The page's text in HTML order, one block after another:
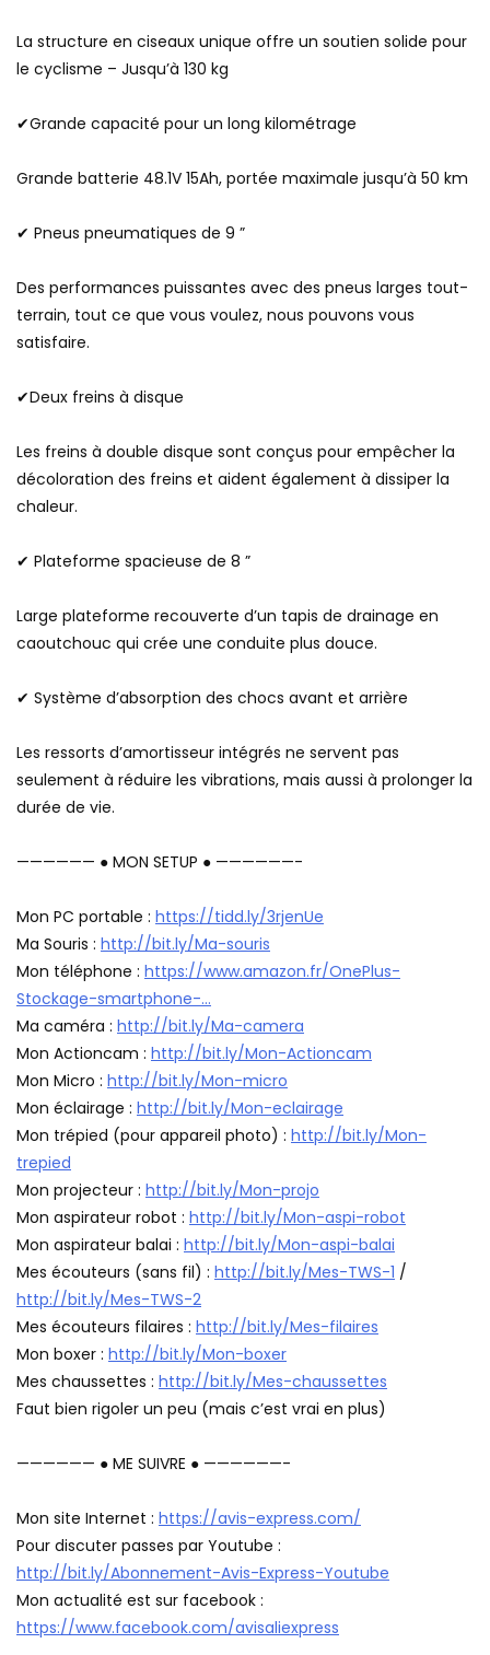
La structure en ciseaux unique offre un soutien solide pour
le cyclisme – Jusqu’à 130 kg
✔Grande capacité pour un long kilométrage
Grande batterie 48.1V 15Ah, portée maximale jusqu’à 50 km
✔ Pneus pneumatiques de 9 ”
Des performances puissantes avec des pneus larges tout-
terrain, tout ce que vous voulez, nous pouvons vous
satisfaire.
✔Deux freins à disque
Les freins à double disque sont conçus pour empêcher la
décoloration des freins et aident également à dissiper la
chaleur.
✔ Plateforme spacieuse de 8 ”
Large plateforme recouverte d’un tapis de drainage en
caoutchouc qui crée une conduite plus douce.
✔ Système d’absorption des chocs avant et arrière
Les ressorts d’amortisseur intégrés ne servent pas
seulement à réduire les vibrations, mais aussi à prolonger la
durée de vie.
—————— ● MON SETUP ● ——————-
Mon PC portable : https://tidd.ly/3rjenUe
Ma Souris : http://bit.ly/Ma-souris
Mon téléphone : https://www.amazon.fr/OnePlus-
Stockage-smartphone-…
Ma caméra : http://bit.ly/Ma-camera
Mon Actioncam : http://bit.ly/Mon-Actioncam
Mon Micro : http://bit.ly/Mon-micro
Mon éclairage : http://bit.ly/Mon-eclairage
Mon trépied (pour appareil photo) : http://bit.ly/Mon-
trepied
Mon projecteur : http://bit.ly/Mon-projo
Mon aspirateur robot : http://bit.ly/Mon-aspi-robot
Mon aspirateur balai : http://bit.ly/Mon-aspi-balai
Mes écouteurs (sans fil) : http://bit.ly/Mes-TWS-1 /
http://bit.ly/Mes-TWS-2
Mes écouteurs filaires : http://bit.ly/Mes-filaires
Mon boxer : http://bit.ly/Mon-boxer
Mes chaussettes : http://bit.ly/Mes-chaussettes
Faut bien rigoler un peu (mais c’est vrai en plus)
—————— ● ME SUIVRE ● ——————-
Mon site Internet : https://avis-express.com/
Pour discuter passes par Youtube :
http://bit.ly/Abonnement-Avis-Express-Youtube
Mon actualité est sur facebook :
https://www.facebook.com/avisaliexpress